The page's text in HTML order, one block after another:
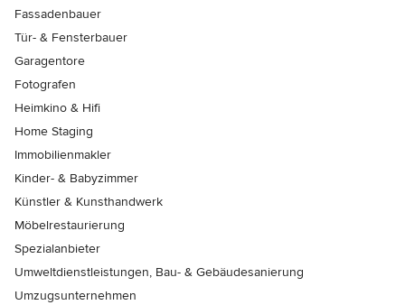
Fassadenbauer
Tür- & Fensterbauer
Garagentore
Fotografen
Heimkino & Hifi
Home Staging
Immobilienmakler
Kinder- & Babyzimmer
Künstler & Kunsthandwerk
Möbelrestaurierung
Spezialanbieter
Umweltdienstleistungen, Bau- & Gebäudesanierung
Umzugsunternehmen